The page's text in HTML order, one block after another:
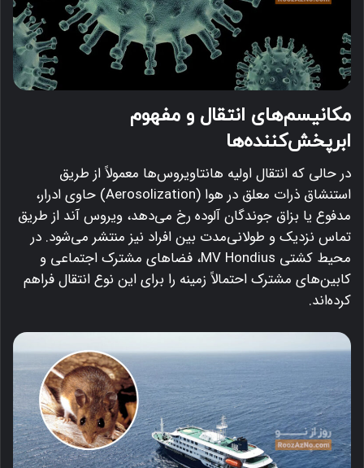
مکانیسم‌های انتقال و مفهوم
ابرپخش‌کننده‌ها
در حالی که انتقال اولیه هانتاویروس‌ها معمولاً از طریق
استنشاق ذرات معلق در هوا (Aerosolization) حاوی ادرار،
مدفوع یا بزاق جوندگان آلوده رخ می‌دهد، ویروس آند از طریق
تماس نزدیک و طولانی‌مدت بین افراد نیز منتشر می‌شود. در
محیط کشتی MV Hondius، فضاهای مشترک اجتماعی و
کابین‌های مشترک احتمالاً زمینه را برای این نوع انتقال فراهم
کرده‌اند.